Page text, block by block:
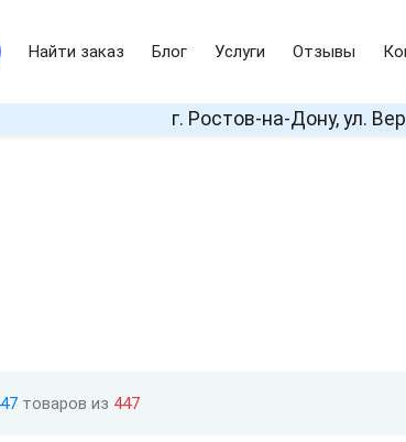
Найти заказ Блог Услуги Отзывы
г. Ростов-на-Дону, ул.
товаров из 447